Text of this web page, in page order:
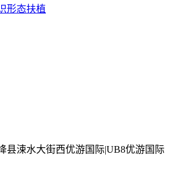
形态扶植
县涑水大街西优游国际|UB8优游国际